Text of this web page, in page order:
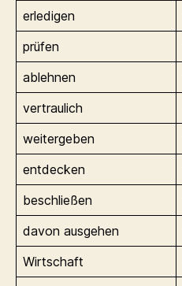
erledigen
prüfen
ablehnen
vertraulich
weitergeben
entdecken
beschließen
davon ausgehen
Wirtschaft